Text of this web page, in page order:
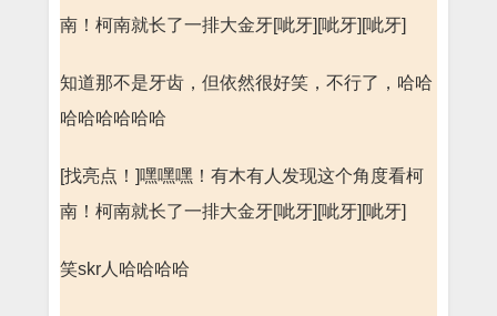
南！柯南就长了一排大金牙[呲牙][呲牙][呲牙]
知道那不是牙齿，但依然很好笑，不行了，哈哈
哈哈哈哈哈哈
[找亮点！]嘿嘿嘿！有木有人发现这个角度看柯
南！柯南就长了一排大金牙[呲牙][呲牙][呲牙]
笑skr人哈哈哈哈